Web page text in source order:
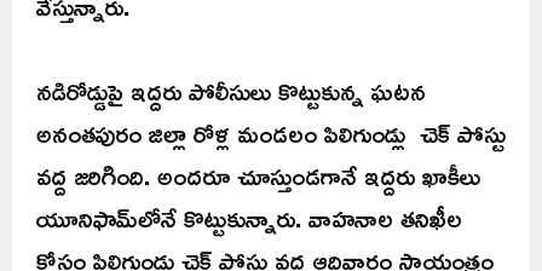
నడిరోడ్డుపై ఇద్దరు పోలీసులు కొట్టుకున్న ఘటన
అనంతపురం జిల్లా రోళ్ల మండలం పిలిగుండ్లు చెక్ పోస్టు
వద్ద జరిగింది. అందరూ చూస్తుండగానే ఇద్దరు ఖాకీలు
యూనిఫామ్‌లోనే కొట్టుకున్నారు. వాహనాల తనిఖీల
కోసం పిలిగుండ్లు చెక్ పోస్టు వద్ద ఆదివారం సాయంత్రం